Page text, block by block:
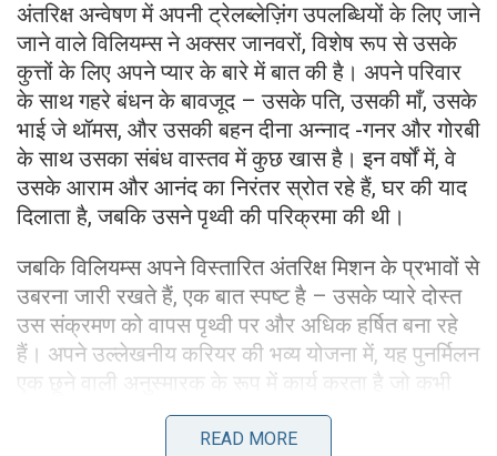
अंतरिक्ष अन्वेषण में अपनी ट्रेलब्लेज़िंग उपलब्धियों के लिए जाने
जाने वाले विलियम्स ने अक्सर जानवरों, विशेष रूप से उसके
कुत्तों के लिए अपने प्यार के बारे में बात की है। अपने परिवार
के साथ गहरे बंधन के बावजूद – उसके पति, उसकी माँ, उसके
भाई जे थॉमस, और उसकी बहन दीना अन्नाद -गनर और गोरबी
के साथ उसका संबंध वास्तव में कुछ खास है। इन वर्षों में, वे
उसके आराम और आनंद का निरंतर स्रोत रहे हैं, घर की याद
दिलाता है, जबकि उसने पृथ्वी की परिक्रमा की थी।
जबकि विलियम्स अपने विस्तारित अंतरिक्ष मिशन के प्रभावों से
उबरना जारी रखते हैं, एक बात स्पष्ट है – उसके प्यारे दोस्त
उस संक्रमण को वापस पृथ्वी पर और अधिक हर्षित बना रहे
हैं। अपने उल्लेखनीय करियर की भव्य योजना में, यह पुनर्मिलन
एक छूने वाली अनुस्मारक के रूप में कार्य करता है जो कभी
-कभी, सबसे सरल क्षणों – जैसे कि एक जोड़ी की एक जोड़ी
द्वारा बधाई दी जा रही है – सबसे असाधारण हैं।
READ MORE